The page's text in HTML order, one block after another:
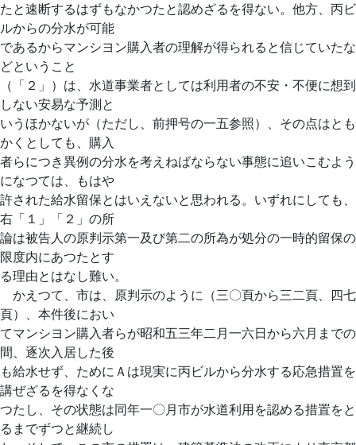
たと速断するはずもなかつたと認めざるを得ない。他方、丙ビ
ルからの分水が可能
であるからマンシヨン購入者の理解が得られると信じていたな
どということ
（「２」）は、水道事業者としては利用者の不安・不便に想到
しない安易な予測と
いうほかないが（ただし、前押号の一五参照）、その点はとも
かくとしても、購入
者らにつき異例の分水を考えねばならない事態に追いこむよう
になつては、もはや
許された給水留保とはいえないと思われる。いずれにしても、
右「１」「２」の所
論は被告人の原判示第一及び第二の所為が処分の一時的留保の
限度内にあつたとす
る理由とはなし難い。
かえつて、市は、原判示のように（三〇頁から三二頁、四七
頁）、本件後におい
てマンシヨン購入者らが昭和五三年二月一六日から六月までの
間、逐次入居した後
も給水せず、ためにＡは現実に丙ビルから分水する応急措置を
講ぜざるを得なくな
つたし、その状態は同年一〇月市が水道利用を認める措置をと
るまでずつと継続し